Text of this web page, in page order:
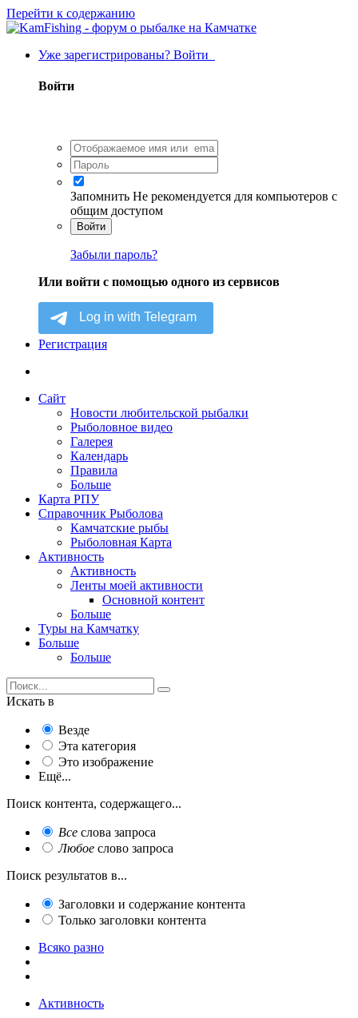
Перейти к содержанию
Уже зарегистрированы? Войти
Войти
Запомнить Не рекомендуется для компьютеров с
общим доступом
Войти
Забыли пароль?
Или войти с помощью одного из сервисов
Регистрация
Сайт
Новости любительской рыбалки
Рыболовное видео
Галерея
Календарь
Правила
Больше
Карта РПУ
Справочник Рыболова
Камчатские рыбы
Рыболовная Карта
Активность
Активность
Ленты моей активности
Основной контент
Больше
Туры на Камчатку
Больше
Больше
Искать в
Везде
Эта категория
Это изображение
Ещё...
Поиск контента, содержащего...
Все слова запроса
Любое слово запроса
Поиск результатов в...
Заголовки и содержание контента
Только заголовки контента
Всяко разно
Активность